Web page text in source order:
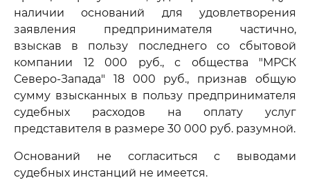
наличии оснований для удовлетворения
заявления предпринимателя частично,
взыскав в пользу последнего со сбытовой
компании 12 000 руб., с общества "МРСК
Северо-Запада" 18 000 руб., признав общую
сумму взысканных в пользу предпринимателя
судебных расходов на оплату услуг
представителя в размере 30 000 руб. разумной.
Оснований не согласиться с выводами
судебных инстанций не имеется.